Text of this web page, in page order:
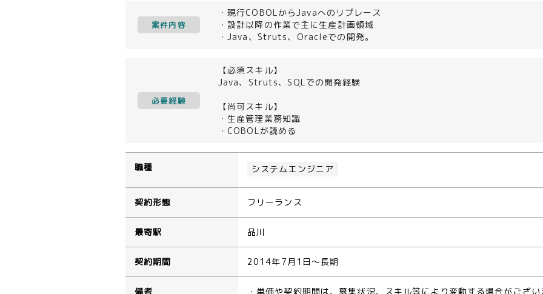
案件内容
・現行COBOLからJavaへのリプレース
・設計以降の作業で主に生産計画領域
・Java、Struts、Oracleでの開発。
必要経験
【必須スキル】
Java、Struts、SQLでの開発経験
【尚可スキル】
・生産管理業務知識
・COBOLが読める
職種 システムエンジニア
契約形態 フリーランス
最寄駅 品川
契約期間 2014年7月1日～長期
備考 ・単価や契約期間は、募集状況、スキル等により変動する場合がござ